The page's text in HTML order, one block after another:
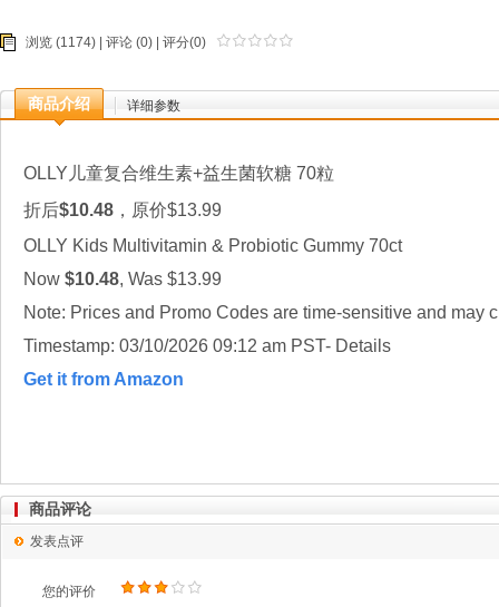
浏览 (1174) | 评论 (0) | 评分(0)
商品介绍 详细参数
OLLY儿童复合维生素+益生菌软糖 70粒
折后$10.48 ，原价$13.99
OLLY Kids Multivitamin & Probiotic Gummy 70ct
Now $10.48, Was $13.99
Note: Prices and Promo Codes are time-sensitive and may
Timestamp: 03/10/2026 09:12 am PST- Details
Get it from Amazon
商品评论
发表点评
您的评价